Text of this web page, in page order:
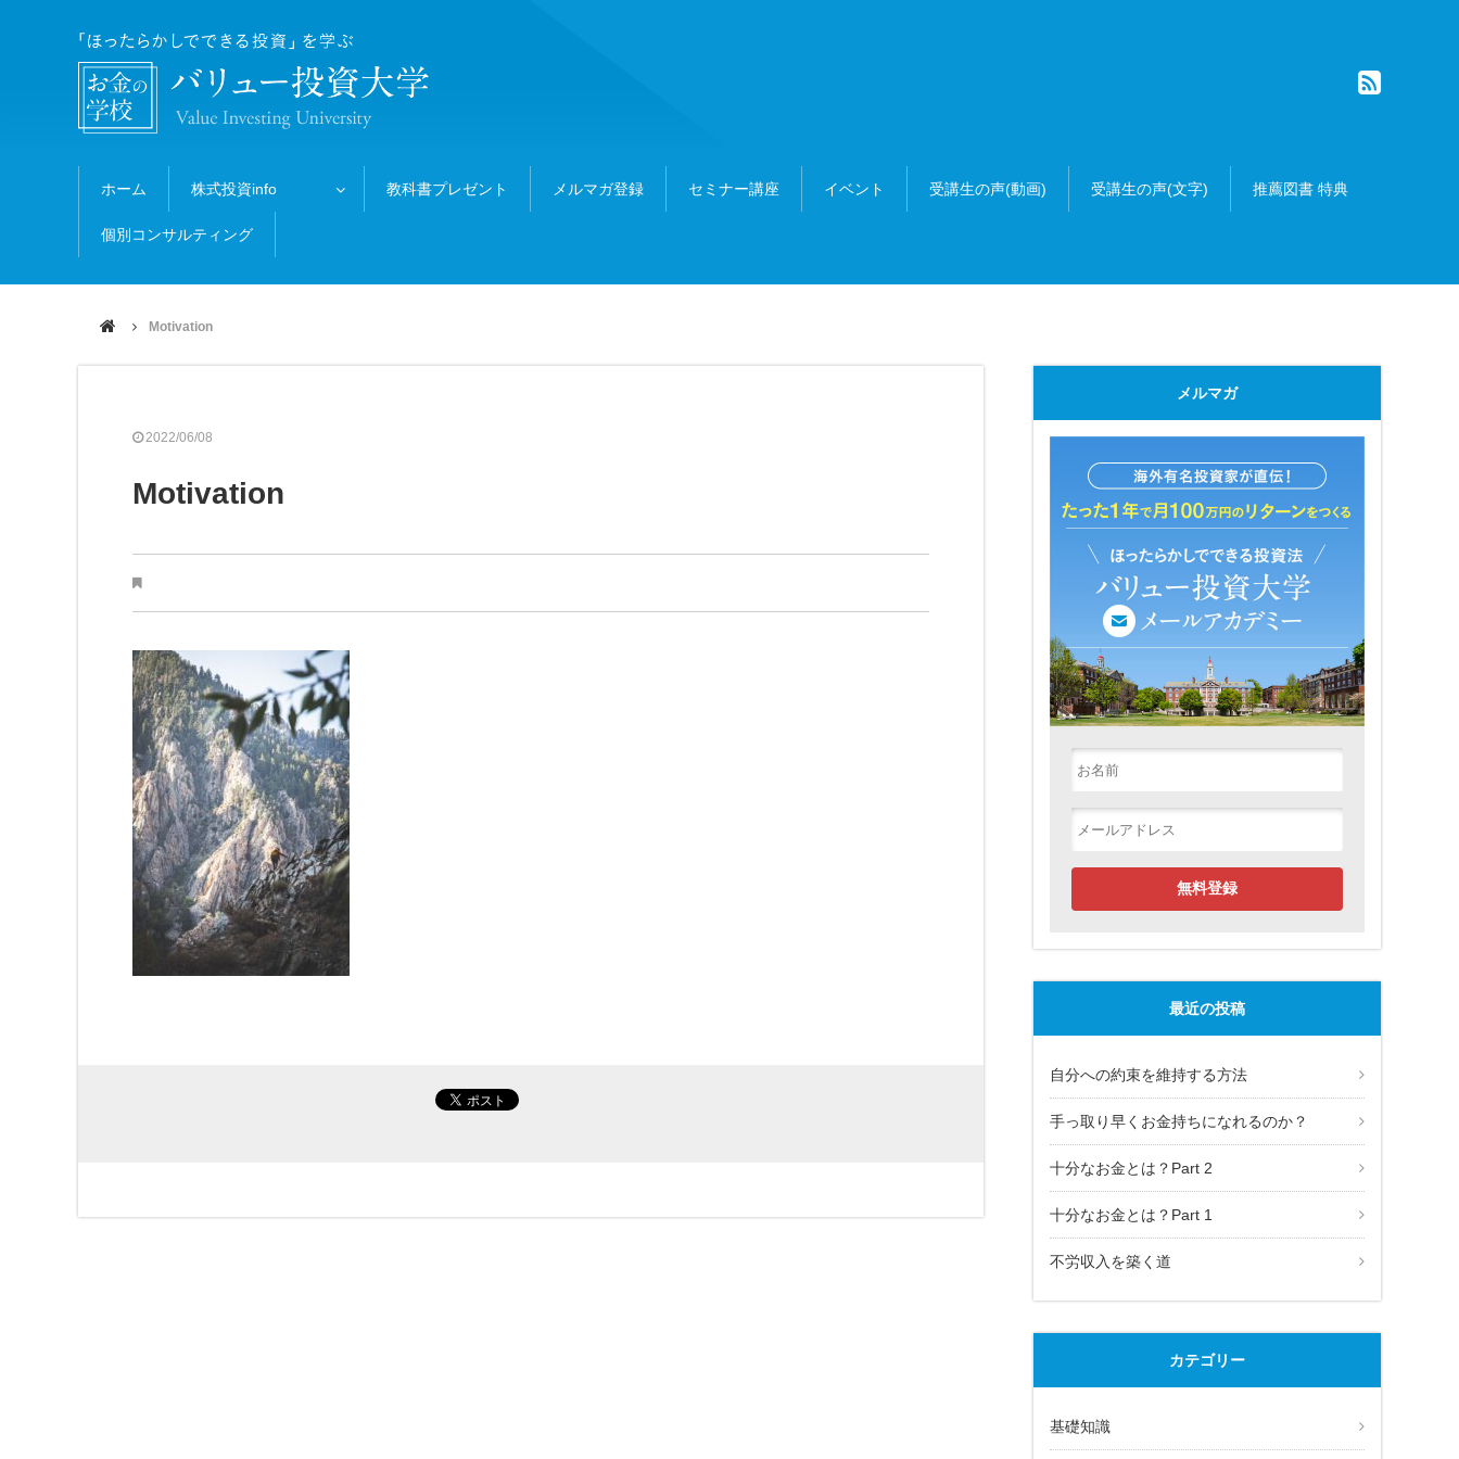
ホーム 株式投資info 教科書プレゼント メルマガ登録 セミナー講座 イベント 受講生の声(動画) 受講生の声(文字) 推薦図書 特典
個別コンサルティング
Motivation
2022/06/08
Motivation
メルマガ
最近の投稿
自分への約束を維持する方法
手っ取り早くお金持ちになれるのか？
十分なお金とは？Part 2
十分なお金とは？Part 1
不労収入を築く道
カテゴリー
基礎知識